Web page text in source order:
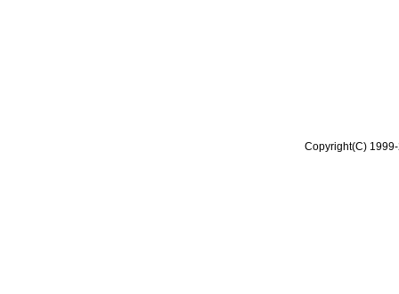
Copyright(C)